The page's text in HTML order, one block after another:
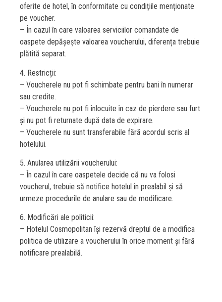
oferite de hotel, în conformitate cu condițiile menționate
pe voucher.
– În cazul în care valoarea serviciilor comandate de
oaspete depășește valoarea voucherului, diferența trebuie
plătită separat.
4. Restricții:
– Voucherele nu pot fi schimbate pentru bani în numerar
sau credite.
– Voucherele nu pot fi înlocuite în caz de pierdere sau furt
și nu pot fi returnate după data de expirare.
– Voucherele nu sunt transferabile fără acordul scris al
hotelului.
5. Anularea utilizării voucherului:
– În cazul în care oaspetele decide că nu va folosi
voucherul, trebuie să notifice hotelul în prealabil și să
urmeze procedurile de anulare sau de modificare.
6. Modificări ale politicii:
– Hotelul Cosmopolitan își rezervă dreptul de a modifica
politica de utilizare a voucherului în orice moment și fără
notificare prealabilă.